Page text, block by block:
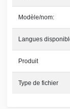
Modèle/nom:
Langues
Produit
Type de fichier